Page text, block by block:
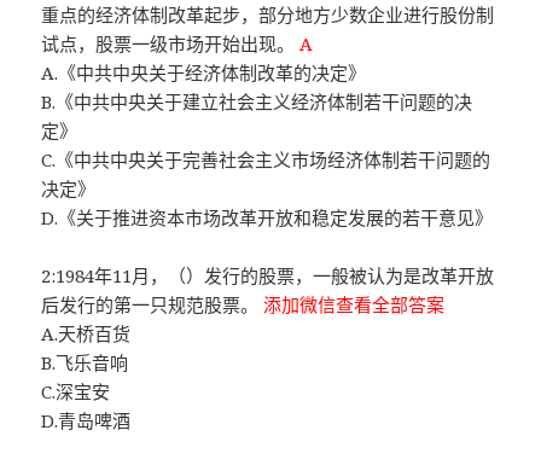
重点的经济体制改革起步，部分地方少数企业进行股份制
试点，股票一级市场开始出现。A
A.《中共中央关于经济体制改革的决定》
B.《中共中央关于建立社会主义经济体制若干问题的决
定》
C.《中共中央关于完善社会主义市场经济体制若干问题的
决定》
D.《关于推进资本市场改革开放和稳定发展的若干意见》
2:1984年11月，（）发行的股票，一般被认为是改革开放
后发行的第一只规范股票。添加微信查看全部答案
A.天桥百货
B.飞乐音响
C.深宝安
D.青岛啤酒